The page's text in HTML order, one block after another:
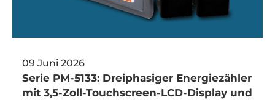
09 Juni 2026
Serie PM-5133: Dreiphasiger Energiezähler
mit 3,5-Zoll-Touchscreen-LCD-Display und